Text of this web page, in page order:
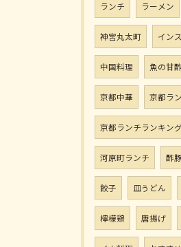
ランチ ラーメン
神宮丸太町 イン
中国料理 魚の甘
京都中華 京都ラ
京都ランチランキング
河原町ランチ 酢
餃子 皿うどん
檸檬鶏 唐揚げ